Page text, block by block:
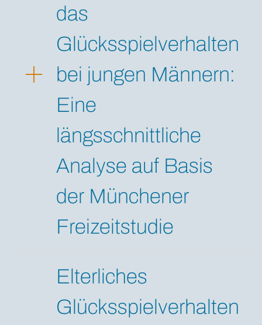
das
Glücksspielverhalten
bei jungen Männern:
Eine
längsschnittliche
Analyse auf Basis
der Münchener
Freizeitstudie
Elterliches
Glücksspielverhalten